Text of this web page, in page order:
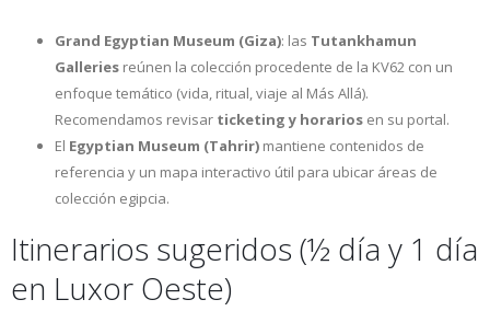
Grand Egyptian Museum (Giza): las Tutankhamun
Galleries reúnen la colección procedente de la KV62 con un
enfoque temático (vida, ritual, viaje al Más Allá).
Recomendamos revisar ticketing y horarios en su portal.
El Egyptian Museum (Tahrir) mantiene contenidos de
referencia y un mapa interactivo útil para ubicar áreas de
colección egipcia.
Itinerarios sugeridos (½ día y 1 día
en Luxor Oeste)